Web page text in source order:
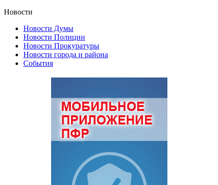
Новости
Новости Думы
Новости Полиции
Новости Прокуратуры
Новости города и района
События